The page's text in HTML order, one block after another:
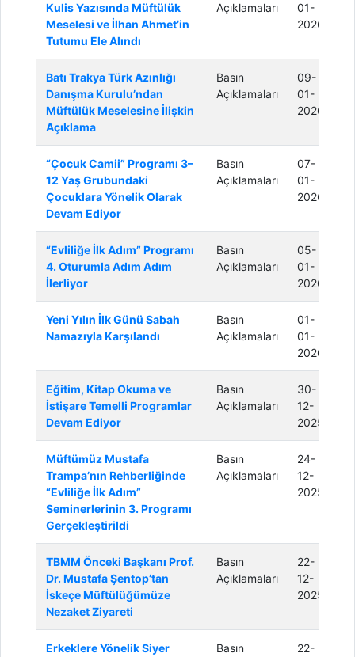
Kulis Yazısında Müftülük
Meselesi ve İlhan Ahmet’in
Tutumu Ele Alındı
Açıklamaları
01-
2026
Batı Trakya Türk Azınlığı
Danışma Kurulu’ndan
Müftülük Meselesine İlişkin
Açıklama
Basın
Açıklamaları
09-
01-
2026
“Çocuk Camii” Programı 3–
12 Yaş Grubundaki
Çocuklara Yönelik Olarak
Devam Ediyor
Basın
Açıklamaları
07-
01-
2026
“Evliliğe İlk Adım” Programı
4. Oturumla Adım Adım
İlerliyor
Basın
Açıklamaları
05-
01-
2026
Yeni Yılın İlk Günü Sabah
Namazıyla Karşılandı
Basın
Açıklamaları
01-
01-
2026
Eğitim, Kitap Okuma ve
İstişare Temelli Programlar
Devam Ediyor
Basın
Açıklamaları
30-
12-
2025
Müftümüz Mustafa
Trampa’nın Rehberliğinde
“Evliliğe İlk Adım”
Seminerlerinin 3. Programı
Gerçekleştirildi
Basın
Açıklamaları
24-
12-
2025
TBMM Önceki Başkanı Prof.
Dr. Mustafa Şentop’tan
İskeçe Müftülüğümüze
Nezaket Ziyareti
Basın
Açıklamaları
22-
12-
2025
Erkeklere Yönelik Siyer
Basın
22-